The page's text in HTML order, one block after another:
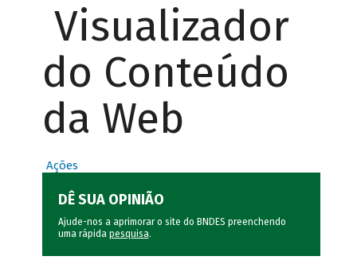
Visualizador
do Conteúdo
da Web
Ações
DÊ SUA OPINIÃO
Ajude-nos a aprimorar o site do BNDES preenchendo
uma rápida pesquisa.